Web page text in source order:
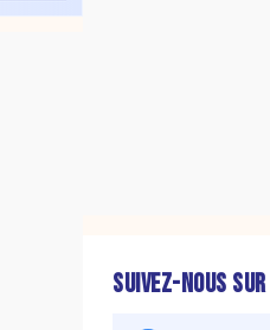
SUIVEZ-NOUS